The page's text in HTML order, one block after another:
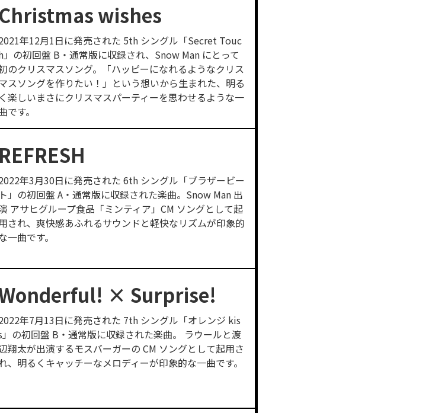
Christmas wishes
年12月1日に発売された 5th シングル「Secret Touc
」の初回盤 B・通常版に収録され、Snow Man にとって
のクリスマスソング。「ハッピーになれるようなクリス
スソングを作りたい！」という想いから生まれた、明る
く楽しいまさにクリスマスパーティーを思わせるような一
です。
REFRESH
年3月30日に発売された 6th シングル「ブラザービー
ト」の初回盤 A・通常版に収録された楽曲。Snow Man 出
アサヒグループ食品「ミンティア」CM ソングとして起
され、爽快感あふれるサウンドと軽快なリズムが印象的
一曲です。
× Surprise!
年7月13日に発売された 7th シングル「オレンジ kis
」の初回盤 B・通常版に収録された楽曲。 ラウールと渡
翔太が出演するモスバーガーの CM ソングとして起用さ
、明るくキャッチーなメロディーが印象的な一曲です。